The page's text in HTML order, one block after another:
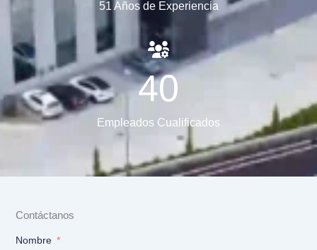
51 Años de Experiencia
40
Empleados Cualificados
Contáctanos
Nombre